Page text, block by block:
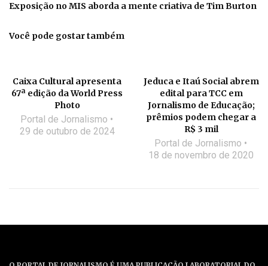
Exposição no MIS aborda a mente criativa de Tim Burton
Você pode gostar também
Caixa Cultural apresenta
67ª edição da World Press
Photo
Portal de Jornalismo
29 de outubro de 2024
Jeduca e Itaú Social abrem
edital para TCC em
Jornalismo de Educação;
prêmios podem chegar a
R$ 3 mil
Portal de Jornalismo
18 de novembro de 2020